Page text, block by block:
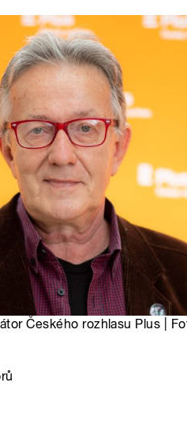
Českého rozhlasu Plus |